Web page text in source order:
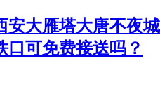
安大雁塔大唐不夜城
口可免费接送吗？